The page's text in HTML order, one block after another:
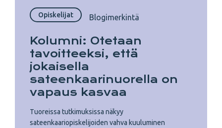
Opiskelijat Blogimerkintä
Kolumni: Otetaan
tavoitteeksi, että
jokaisella
sateenkaarinuorella on
vapaus kasvaa
Tuoreissa tutkimuksissa näkyy
sateenkaariopiskelijoiden vahva kuuluminen